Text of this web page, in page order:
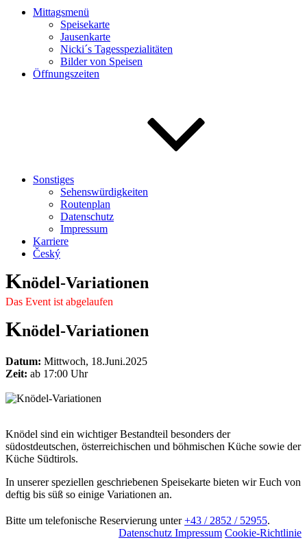
Mittagsmenü
Speisekarte
Jausenkarte
Nicki´s Tagesspezialitäten
Bilder von Speisen
Öffnungszeiten
Sonstiges
Sehenswürdigkeiten
Routenplan
Datenschutz
Impressum
Karriere
Český
Knödel-Variationen
Das Event ist abgelaufen
Knödel-Variationen
Datum: Mittwoch, 18.Juni.2025
Zeit: ab 17:00 Uhr
Knödel sind ein wichtiger Bestandteil besonders der
südostdeutschen, österreichischen und böhmischen Küche sowie der
Küche Südtirols.
In unserer speziellen geschriebenen Speisekarte bieten wir Euch von
deftig bis süß so einige Variationen an.
Bitte um telefonische Reservierung unter+43 / 2852 / 52955.
Datenschutz Impressum Cookie-Richtlinie